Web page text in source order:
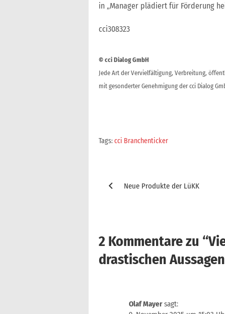
in „Manager plädiert für Förderung
cci308323
© cci Dialog GmbH
Jede Art der Vervielfältigung, Verbreitung,
mit gesonderter Genehmigung der cci Dialog
Tags:cci Branchenticker
Neue Produkte der LüKK
2 Kommentare zu “
drastischen
Olaf Mayer sagt: